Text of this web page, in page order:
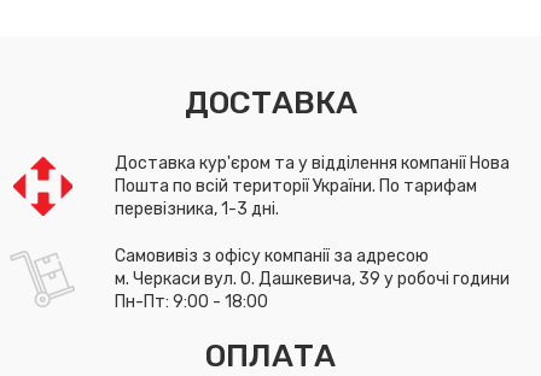
ДОСТАВКА
Доставка кур'єром та у відділення компанії Нова
Пошта по всій території України. По тарифам
перевізника, 1-3 дні.
Самовивіз з офісу компанії за адресою
м. Черкаси вул. О. Дашкевича, 39 у робочі години
Пн-Пт: 9:00 - 18:00
ОПЛАТА